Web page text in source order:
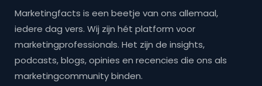
Marketingfacts is een beetje van ons allemaal,
iedere dag vers. Wij zijn hét platform voor
marketingprofessionals. Het zijn de insights,
podcasts, blogs, opinies en recencies die ons als
marketingcommunity binden.